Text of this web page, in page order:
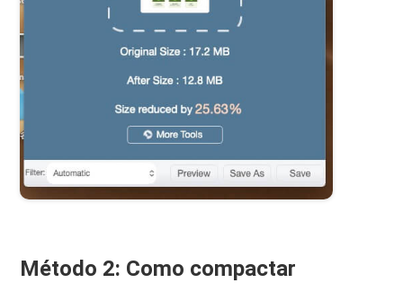
Método 2: Como compactar